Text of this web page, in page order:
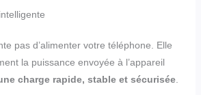
pas d’alimenter votre téléphone. Elle
la puissance envoyée à l’appareil
charge rapide, stable et sécurisée.